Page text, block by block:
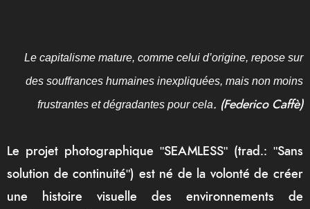
Le capitalisme mature, comme celui d’origine, repose sur
des souffrances humaines inexpliquées, mais non moins
frustrantes et dégradantes pour cela. (Federico Caffè)
Le projet photographique ʺSEAMLESSʺ (trad.: ʺSans
solution de continuitéʺ) est né de la volonté de créer
une histoire visuelle des environnements de